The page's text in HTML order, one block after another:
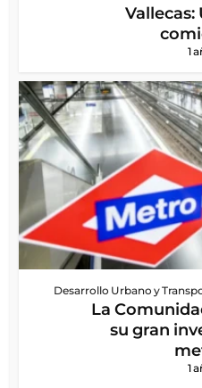
Vallecas:
1
Desarrollo Urbano y
La
su gran
1